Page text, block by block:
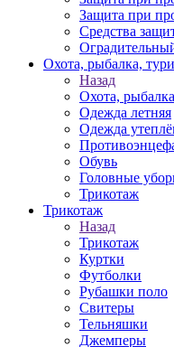
Защита при
Средства
Охота, рыбалка,
Назад
Охота,
Одежда летняя
Одежда
Обувь
Головные
Трикотаж
Трикотаж
Назад
Трикотаж
Куртки
Футболки
Рубашки поло
Свитеры
Тельняшки
Джемперы